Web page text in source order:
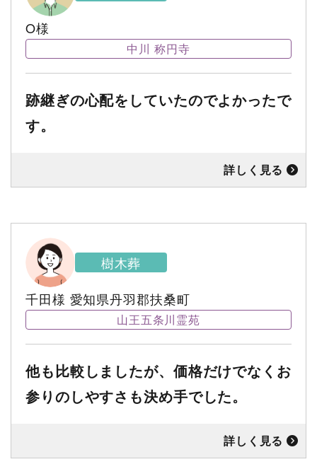
O様
中川 称円寺
跡継ぎの心配をしていたのでよかったで
す。
詳しく見る
樹木葬
千田様 愛知県丹羽郡扶桑町
山王五条川霊苑
他も比較しましたが、価格だけでなくお
参りのしやすさも決め手でした。
詳しく見る